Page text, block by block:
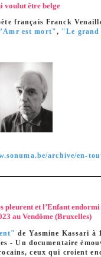
voulut être belge
français Franck
est mort", "Le grand
archive/en-
pleurent et l’Enfant endormi
au Vendôme (Bruxelles)
de Yasmine Kassari à
- Un documentaire
ceux qui croient